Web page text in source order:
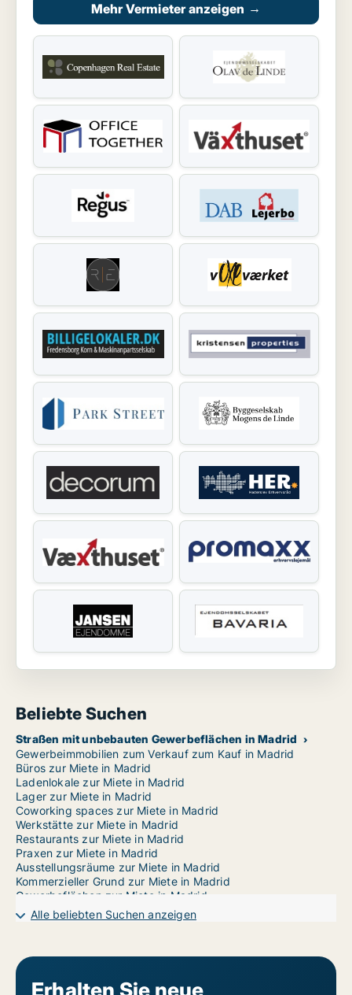
Mehr Vermieter anzeigen →
Beliebte Suchen
Straßen mit unbebauten Gewerbeflächen in Madrid
Gewerbeimmobilien zum Verkauf zum Kauf in Madrid
Büros zur Miete in Madrid
Ladenlokale zur Miete in Madrid
Lager zur Miete in Madrid
Coworking spaces zur Miete in Madrid
Werkstätte zur Miete in Madrid
Restaurants zur Miete in Madrid
Praxen zur Miete in Madrid
Ausstellungsräume zur Miete in Madrid
Kommerzieller Grund zur Miete in Madrid
Gewerbeflächen zur Miete in Madrid
Garages zur Miete in Madrid
Gewerbeimmobilien zur Miete in Madrid Arganzuela
Gewerbeimmobilien zur Miete in Madrid Centro
Gewerbeimmobilien zur Miete in Madrid Chamartín
Alle beliebten Suchen anzeigen
Erhalten Sie neue